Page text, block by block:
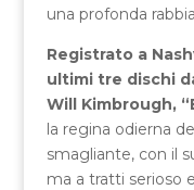
una profonda
Registrato a
ultimi tre dischi
Will Kimbrough,
la regina odierna
smagliante, con il
ma a tratti serioso